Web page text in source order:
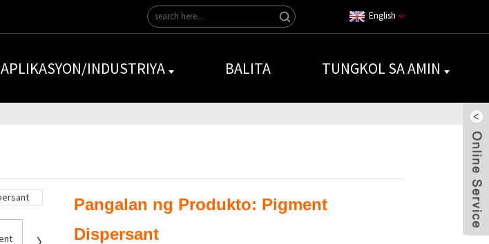
English
APLIKASYON/INDUSTRIYA BALITA TUNGKOL SA AMIN
Pangalan ng Produkto: Pigment
Dispersant